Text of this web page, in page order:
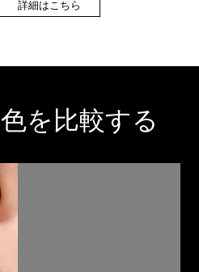
詳細はこちら
色を比較する